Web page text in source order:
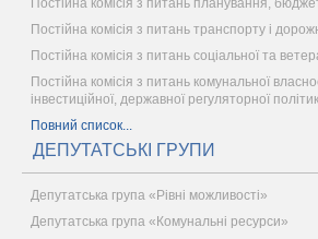
Постійна комісія з питань планування,
Постійна комісія з питань транспорту і
Постійна комісія з питань соціальної та
Постійна комісія з питань комунальної
інвестиційної, державної регуляторної
Повний список...
ДЕПУТАТСЬКІ ГРУПИ
Депутатська група «Рівні можливості»
Депутатська група «Комунальні ресурси»